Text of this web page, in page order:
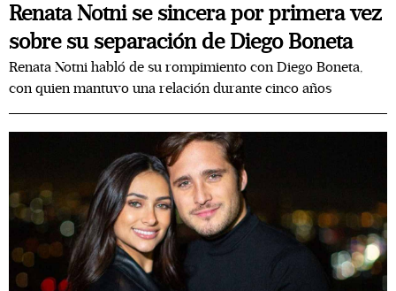
Renata Notni se sincera por primera vez
sobre su separación de Diego Boneta
Renata Notni habló de su rompimiento con Diego Boneta,
con quien mantuvo una relación durante cinco años